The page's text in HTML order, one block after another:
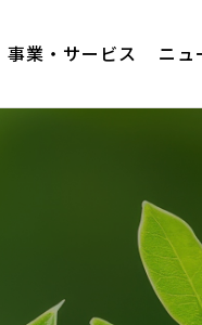
事業・サービス ニュ